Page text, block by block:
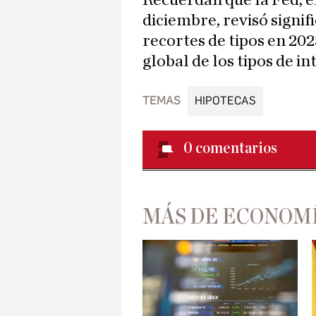
diciembre, revisó
recortes de tipos en
global de los tipos de
TEMAS HIPOTECAS
0 comentarios
MÁS DE